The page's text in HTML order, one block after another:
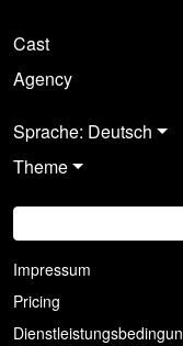
Cast
Agency
Sprache: Deutsch
Theme
Impressum
Pricing